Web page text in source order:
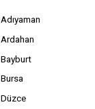
Adıyaman
Ardahan
Bayburt
Bursa
Düzce